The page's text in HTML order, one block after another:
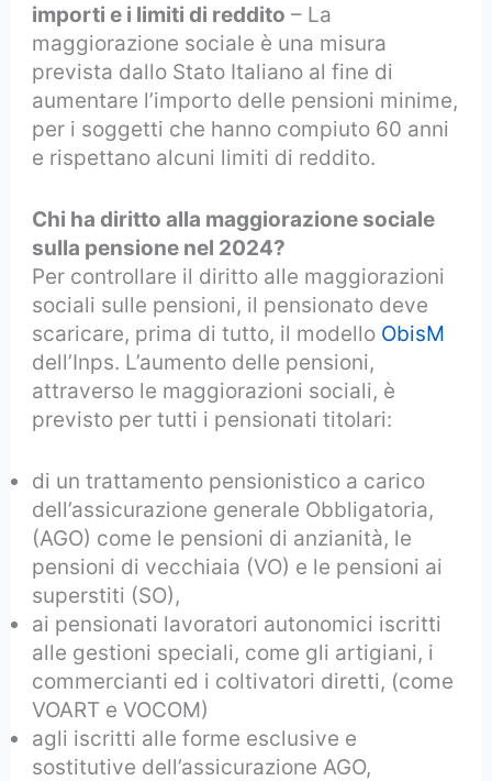
importi e i limiti di reddito – La
maggiorazione sociale è una misura
prevista dallo Stato Italiano al fine di
aumentare l’importo delle pensioni minime,
per i soggetti che hanno compiuto 60 anni
e rispettano alcuni limiti di reddito.
Chi ha diritto alla maggiorazione sociale
sulla pensione nel 2024?
Per controllare il diritto alle maggiorazioni
sociali sulle pensioni, il pensionato deve
scaricare, prima di tutto, il modello ObisM
dell’Inps. L’aumento delle pensioni,
attraverso le maggiorazioni sociali, è
previsto per tutti i pensionati titolari:
di un trattamento pensionistico a carico
dell’assicurazione generale Obbligatoria,
(AGO) come le pensioni di anzianità, le
pensioni di vecchiaia (VO) e le pensioni ai
superstiti (SO),
ai pensionati lavoratori autonomici iscritti
alle gestioni speciali, come gli artigiani, i
commercianti ed i coltivatori diretti, (come
VOART e VOCOM)
agli iscritti alle forme esclusive e
sostitutive dell’assicurazione AGO,